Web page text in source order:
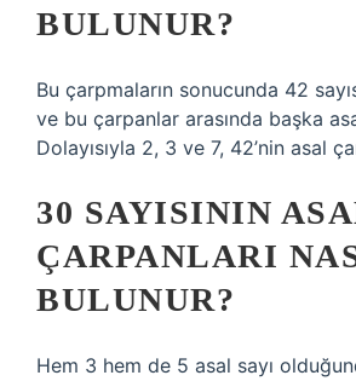
BULUNUR?
Bu çarpmaların sonucunda 42
ve bu çarpanlar arasında başka
Dolayısıyla 2, 3 ve 7, 42’nin asal
30 SAYISININ
ÇARPANLARI
BULUNUR?
Hem 3 hem de 5 asal sayı